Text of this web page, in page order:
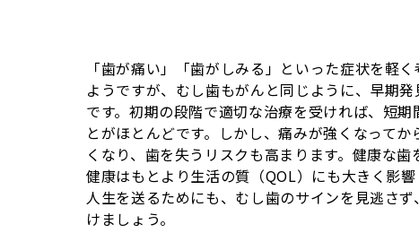
「歯が痛い」「歯がしみる」といった症状を軽
ようですが、むし歯もがんと同じように、早期
です。初期の段階で適切な治療を受ければ、短期
とがほとんどです。しかし、痛みが強くなって
くなり、歯を失うリスクも高まります。健康な
健康はもとより生活の質（QOL）にも大きく影
人生を送るためにも、むし歯のサインを見逃さ
けましょう。